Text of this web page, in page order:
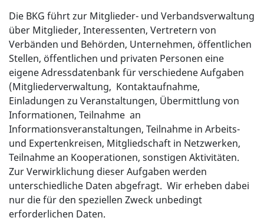
Die BKG führt zur Mitglieder- und Verbandsverwaltung
über Mitglieder, Interessenten, Vertretern von
Verbänden und Behörden, Unternehmen, öffentlichen
Stellen, öffentlichen und privaten Personen eine
eigene Adressdatenbank für verschiedene Aufgaben
(Mitgliederverwaltung, Kontaktaufnahme,
Einladungen zu Veranstaltungen, Übermittlung von
Informationen, Teilnahme an
Informationsveranstaltungen, Teilnahme in Arbeits-
und Expertenkreisen, Mitgliedschaft in Netzwerken,
Teilnahme an Kooperationen, sonstigen Aktivitäten.
Zur Verwirklichung dieser Aufgaben werden
unterschiedliche Daten abgefragt. Wir erheben dabei
nur die für den speziellen Zweck unbedingt
erforderlichen Daten.